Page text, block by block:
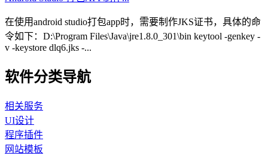
在使用android studio打包app时，需要制作JKS证书，具体的命
令如下：D:\Program Files\Java\jre1.8.0_301\bin keytool -genkey -
v -keystore dlq6.jks -...
软件分类导航
相关服务
UI设计
程序插件
网站模板